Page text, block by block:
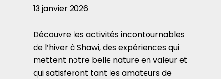
13 janvier 2026
Découvre les activités incontournables
de l’hiver à Shawi, des expériences qui
mettent notre belle nature en valeur et
qui satisferont tant les amateurs de